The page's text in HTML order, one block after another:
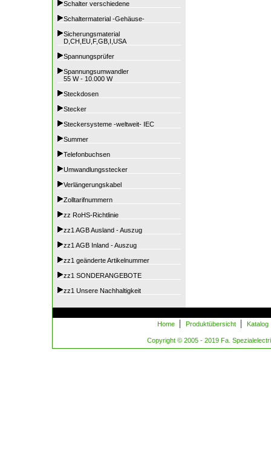
Schalter verschiedene
Schaltermaterial -Gehäuse-
Sicherungsmaterial
D,CH,EU,F,GB,I,USA
Spannungsprüfer
Spannungsumwandler
55 W - 10.000 W
Steckdosen
Stecker
Steckersysteme -weltweit- IEC
Summer
Telefonbuchsen
Umwandlungsstecker
Verlängerungskabel
Zolltarifnummern
zz RoHS-Richtlinie
zz1 AGB Ausland - Auszug
zz1 AGB Inland - Auszug
zz1 geänderte Artikelnummer
zz1 SONDERANGEBOTE
zz1 Unsere Nachhaltigkeit
Home | Produktübersicht | Katalog
Copyright © 2005 - 2019 Fa.